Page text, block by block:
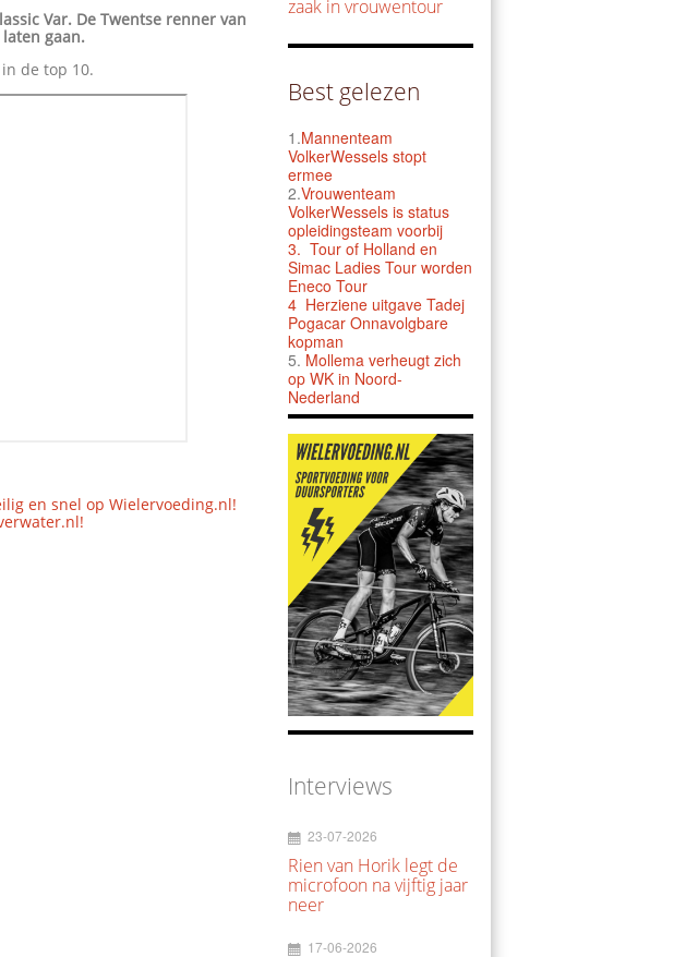
Var. De Twentse renner van
laten gaan.
de top 10.
en snel op Wielervoeding.nl!
zaak in vrouwentour
Best gelezen
1.Mannenteam
VolkerWessels stopt
ermee
2.Vrouwenteam
VolkerWessels is status
opleidingsteam voorbij
3. Tour of Holland en
Simac Ladies Tour worden
Eneco Tour
4 Herziene uitgave Tadej
Pogacar Onnavolgbare
kopman
5. Mollema verheugt zich
op WK in Noord-
Nederland
Interviews
23-07-2026
Rien van Horik legt de
microfoon na vijftig jaar
neer
17-06-2026